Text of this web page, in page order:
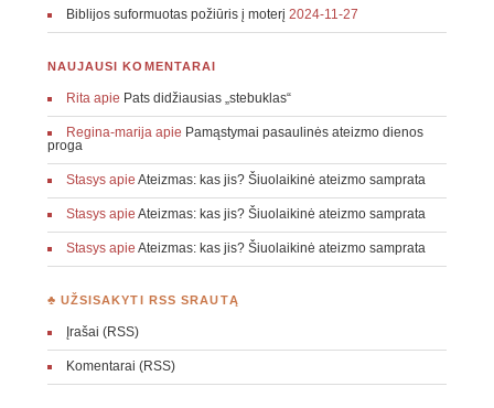
Biblijos suformuotas požiūris į moterį 2024-11-27
NAUJAUSI KOMENTARAI
Ritaapie Pats didžiausias „stebuklas“
Regina-marijaapie Pamąstymai pasaulinės ateizmo dienos
proga
Stasysapie Ateizmas: kas jis? Šiuolaikinė ateizmo samprata
Stasysapie Ateizmas: kas jis? Šiuolaikinė ateizmo samprata
Stasysapie Ateizmas: kas jis? Šiuolaikinė ateizmo samprata
♣ UŽSISAKYTI RSS SRAUTĄ
Įrašai (RSS)
Komentarai (RSS)